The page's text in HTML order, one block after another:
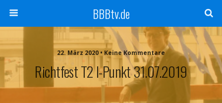
BBBtv.de
22. März 2020 • Keine Kommentare
Richtfest T2 I-Punkt 31.07.2019